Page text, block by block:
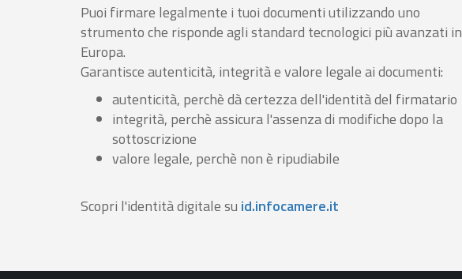
Puoi firmare legalmente i tuoi documenti utilizzando uno
strumento che risponde agli standard tecnologici più avanzati in
Europa.
Garantisce autenticità, integrità e valore legale ai documenti:
autenticità, perchè dà certezza dell'identità del firmatario
integrità, perchè assicura l'assenza di modifiche dopo la
sottoscrizione
valore legale, perchè non è ripudiabile
Scopri l'identità digitale su id.infocamere.it